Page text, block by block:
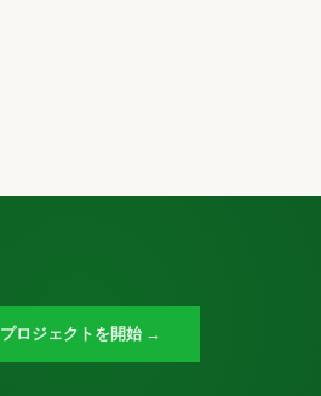
プロジェクトを開始 →